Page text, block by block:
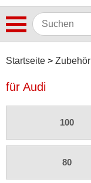
Startseite Zubehör
Elektromobilität
Freisprechanlagen
für Audi
100
80